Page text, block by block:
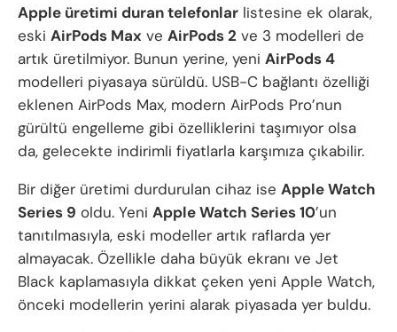
Apple üretimi duran telefonlar listesine ek olarak,
eski AirPods Max ve AirPods 2 ve 3 modelleri de
artık üretilmiyor. Bunun yerine, yeni AirPods 4
modelleri piyasaya sürüldü. USB-C bağlantı özelliği
eklenen AirPods Max, modern AirPods Pro’nun
gürültü engelleme gibi özelliklerini taşımıyor olsa
da, gelecekte indirimli fiyatlarla karşımıza çıkabilir.
Bir diğer üretimi durdurulan cihaz ise Apple Watch
Series 9 oldu. Yeni Apple Watch Series 10’un
tanıtılmasıyla, eski modeller artık raflarda yer
almayacak. Özellikle daha büyük ekranı ve Jet
Black kaplamasıyla dikkat çeken yeni Apple Watch,
önceki modellerin yerini alarak piyasada yer buldu.